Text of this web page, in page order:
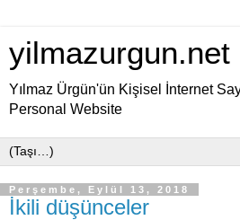
yilmazurgun.net
Yılmaz Ürgün'ün Kişisel İnternet
Personal Website
Perşembe, Eylül 13, 2018
İkili düşünceler